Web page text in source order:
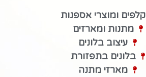
קלפים ומוצרי אספנות
מתנות ומארזים
עיצוב בלונים
בלונים בתפזורת
מארזי מתנה